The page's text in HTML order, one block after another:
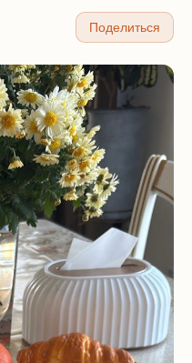
Поделиться